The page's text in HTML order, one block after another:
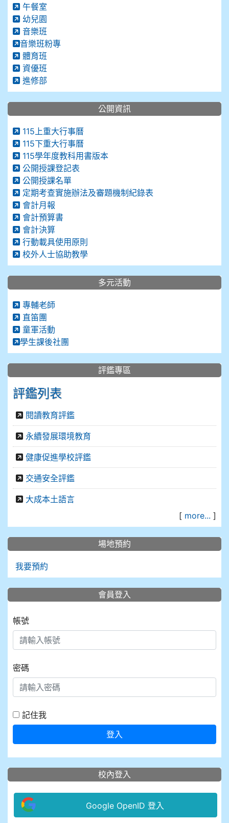
午餐室
幼兒園
音樂班
音樂班粉專
體育班
資優班
進修部
公開資訊
115上重大行事曆
115下重大行事曆
115學年度教科用書版本
公開授課登記表
公開授課名單
定期考查實施辦法及審題機制紀錄表
會計月報
會計預算書
會計決算
行動載具使用原則
校外人士協助教學
多元活動
專輔老師
直笛團
童軍活動
學生課後社團
評鑑專區
評鑑列表
閱讀教育評鑑
永續發展環境教育
健康促進學校評鑑
交通安全評鑑
大成本土語言
[ more... ]
場地預約
我要預約
會員登入
帳號
密碼
記住我
登入
校內登入
Google OpenID 登入